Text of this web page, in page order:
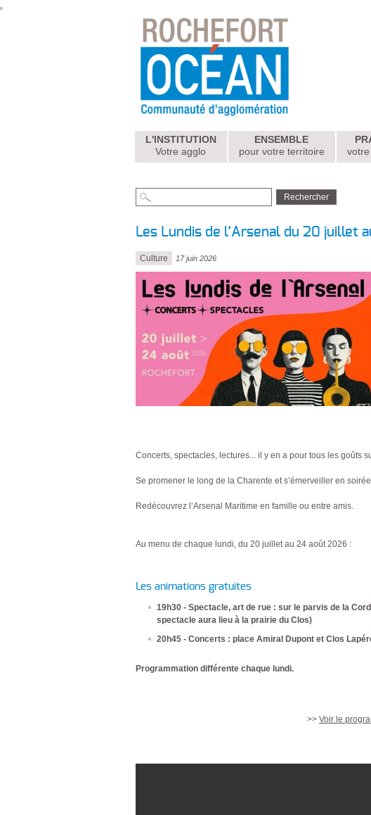
L'INSTITUTION
Votre agglo
ENSEMBLE
pour votre territoire
Les Lundis de l’Arsenal du 20 juillet
Culture 17 juin 2026
Concerts, spectacles, lectures... il y en a pour tous les goûts
Se promener le long de la Charente et s’émerveiller en
Redécouvrez l’Arsenal Maritime en famille ou entre amis.
Au menu de chaque lundi, du 20 juillet au 24 août 2026 :
Les animations gratuites
19h30 - Spectacle, art de rue : sur le parvis de la
spectacle aura lieu à la prairie du Clos)
20h45 - Concerts : place Amiral Dupont et Clos
Programmation différente chaque lundi.
>> Voir le